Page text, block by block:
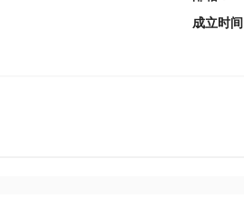
成立时间